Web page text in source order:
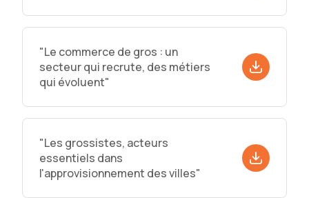
"Le commerce de gros : un
secteur qui recrute, des métiers
qui évoluent"
"Les grossistes, acteurs
essentiels dans
l'approvisionnement des villes"